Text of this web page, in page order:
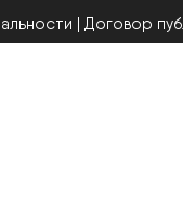
| Договор